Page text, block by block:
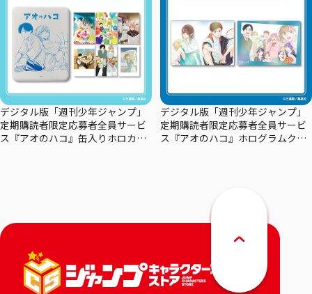
デジタル版「週刊少年ジャンプ」
定期購読者限定応募者全員サービ
ス『アオのハコ』缶入りホロカー
デジタル版「週刊少年ジャンプ」
定期購読者限定応募者全員サービ
ス『アオのハコ』ホログラムクリ